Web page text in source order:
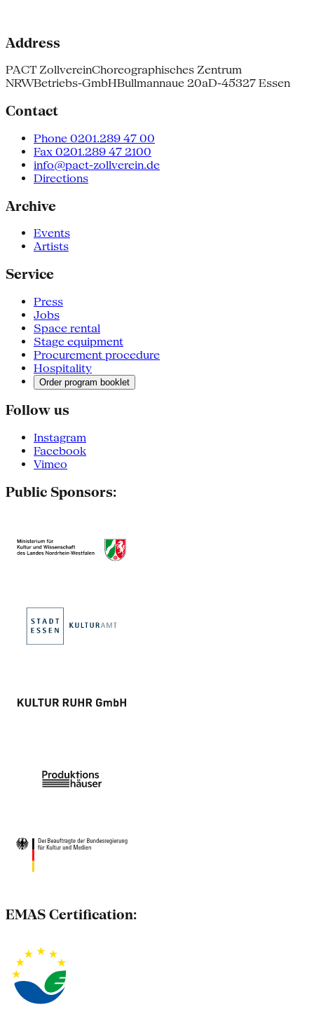
Address
PACT ZollvereinChoreographisches Zentrum
NRWBetriebs-GmbHBullmannaue 20aD-45327 Essen
Contact
Phone 0201.289 47 00
Fax 0201.289 47 2100
info@pact-zollverein.de
Directions
Archive
Events
Artists
Service
Press
Jobs
Space rental
Stage equipment
Procurement procedure
Hospitality
Order program booklet
Follow us
Instagram
Facebook
Vimeo
Public Sponsors:
EMAS Certification: